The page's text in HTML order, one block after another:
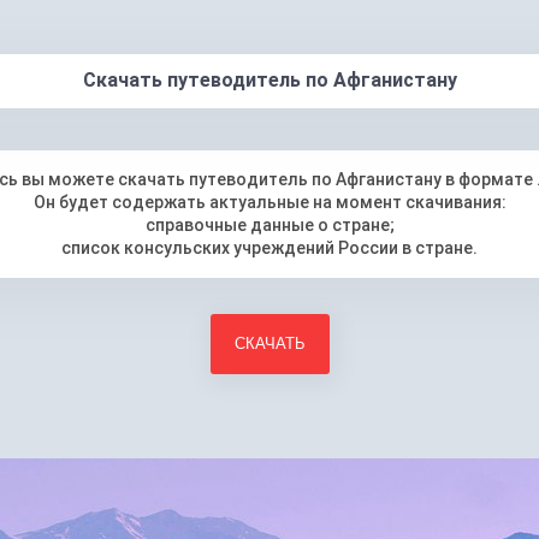
Скачать путеводитель по Афганистану
вы можете скачать путеводитель по Афганистану в формате
Он будет содержать актуальные на момент скачивания:
справочные данные о стране;
список консульских учреждений России в стране.